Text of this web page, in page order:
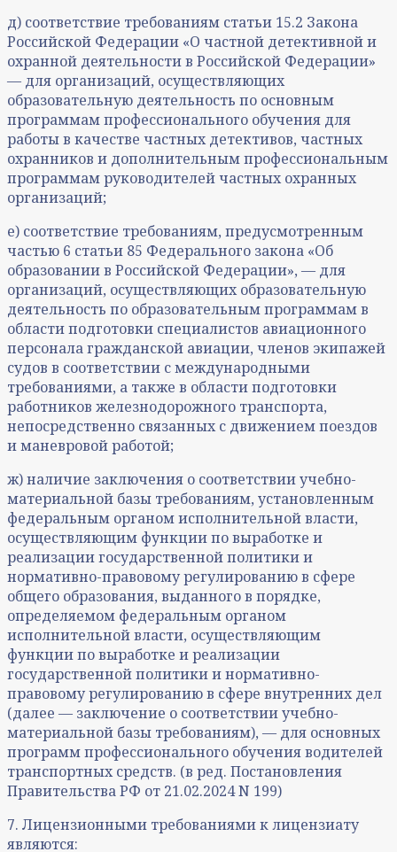
д) соответствие требованиям статьи 15.2 Закона
Российской Федерации «О частной детективной и
охранной деятельности в Российской Федерации»
— для организаций, осуществляющих
образовательную деятельность по основным
программам профессионального обучения для
работы в качестве частных детективов, частных
охранников и дополнительным профессиональным
программам руководителей частных охранных
организаций;
е) соответствие требованиям, предусмотренным
частью 6 статьи 85 Федерального закона «Об
образовании в Российской Федерации», — для
организаций, осуществляющих образовательную
деятельность по образовательным программам в
области подготовки специалистов авиационного
персонала гражданской авиации, членов экипажей
судов в соответствии с международными
требованиями, а также в области подготовки
работников железнодорожного транспорта,
непосредственно связанных с движением поездов
и маневровой работой;
ж) наличие заключения о соответствии учебно-
материальной базы требованиям, установленным
федеральным органом исполнительной власти,
осуществляющим функции по выработке и
реализации государственной политики и
нормативно-правовому регулированию в сфере
общего образования, выданного в порядке,
определяемом федеральным органом
исполнительной власти, осуществляющим
функции по выработке и реализации
государственной политики и нормативно-
правовому регулированию в сфере внутренних дел
(далее — заключение о соответствии учебно-
материальной базы требованиям), — для основных
программ профессионального обучения водителей
транспортных средств. (в ред. Постановления
Правительства РФ от 21.02.2024 N 199)
7. Лицензионными требованиями к лицензиату
являются: